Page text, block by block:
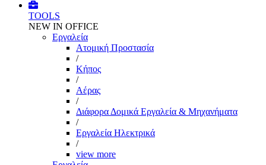
TOOLS
NEW IN OFFICE
Εργαλεία
Aτομική Προστασία
/
Kήπος
/
Αέρας
/
Διάφορα Δομικά Εργαλεία & Μηχανήματα
/
Εργαλεία Ηλεκτρικά
/
view more